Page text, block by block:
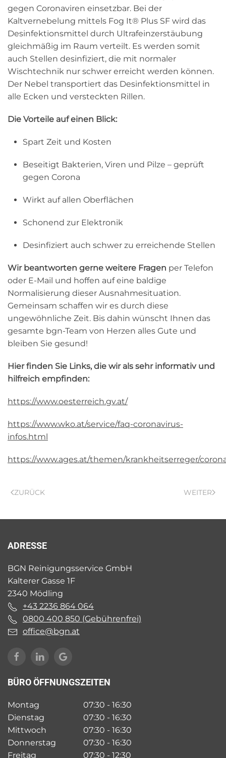
gegen Coronaviren einsetzbar. Bei der
Kaltvernebelung mittels Fog It® Plus SF wird das
Desinfektionsmittel durch Ultrafeinzerstäubung
gleichmäßig im Raum verteilt. Es werden somit
auch Stellen desinfiziert, die mit normaler
Wischtechnik nur schwer erreicht werden können.
Der Nebel transportiert das Desinfektionsmittel in
alle Ecken und versteckten Rillen.
Die Vorteile auf einen Blick:
Spart Zeit und Kosten
Beseitigt Bakterien, Viren und Pilze – geprüft
gegen Corona
Wirkt auf allen Oberflächen
Schonend zur Elektronik
Desinfiziert auch schwer zu erreichende Stellen
Wir beantworten gerne weitere Fragen per Telefon
oder E-Mail und hoffen auf eine baldige
Normalisierung dieser Ausnahmesituation.
Gemeinsam schaffen wir es durch diese
ungewöhnliche Zeit. Bis dahin wünscht Ihnen das
gesamte bgn-Team von Herzen alles Gute und
bleiben Sie gesund!
Hier finden Sie Links, die wir als sehr informativ und
hilfreich empfinden:
https://www.oesterreich.gv.at/
https://www.wko.at/service/faq-coronavirus-
infos.html
https://www.ages.at/themen/krankheitserreger/
ZURÜCK WEITER
ADRESSE
BGN Reinigungsservice GmbH
Kalterer Gasse 1F
2340 Mödling
+43 2236 864 064
0800 400 850 (Gebührenfrei)
office@bgn.at
BÜRO ÖFFNUNGSZEITEN
Montag
07:30 - 16:30
Dienstag
07:30 - 16:30
Mittwoch
07:30 - 16:30
Donnerstag
07:30 - 16:30
Freitag
07:30 - 12:30